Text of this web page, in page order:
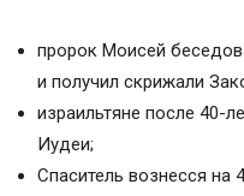
пророк Моисей
и получил скрижали
израильтяне после 40-
Иудеи;
Спаситель вознесся на